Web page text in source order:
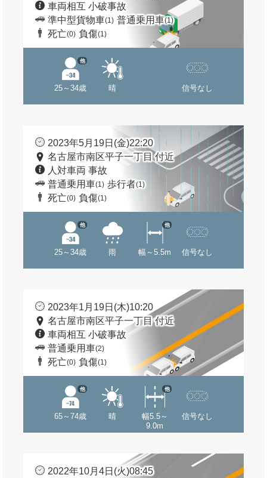
車両相互 小破事故
準中型貨物車(1) 普通乗用車(1)
死亡(0) 負傷(1)
25～34歳
他
晴 信号なし
2023年5月19日(金)22:20
名古屋市南区平子一丁目 付近
人対車両 事故
普通乗用車(1) 歩行者(1)
死亡(0) 負傷(1)
25～34歳
他
雨 幅～5.5m
他
信号なし
2023年1月19日(木)10:20
名古屋市南区平子一丁目 付近
車両相互 小破事故
普通乗用車(2)
死亡(0) 負傷(1)
65～74歳
他
晴
幅5.5～
9.0m
他
信号なし
2022年10月4日(火)08:45